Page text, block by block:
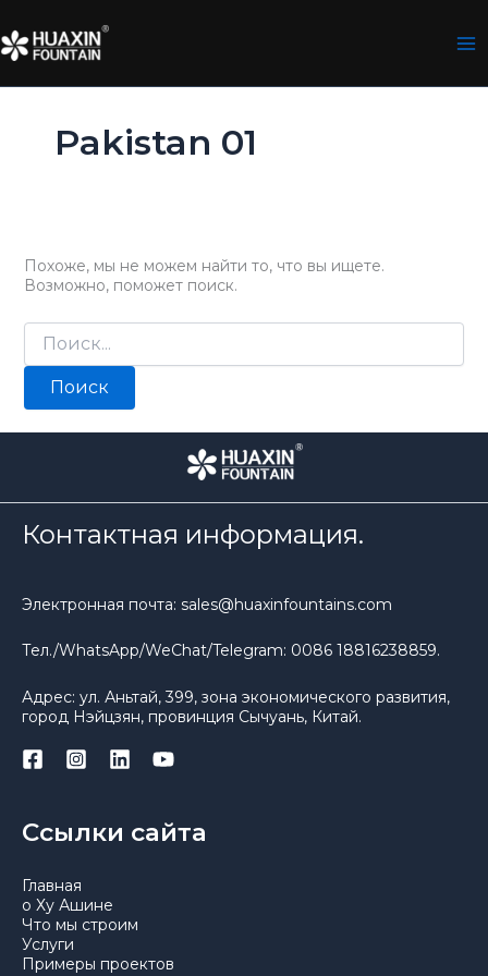
содержимому
Pakistan 01
Похоже, мы не можем найти то, что вы ищете.
Возможно, поможет поиск.
Поиск:
Контактная информация.
Электронная почта: sales@huaxinfountains.com
Тел./WhatsApp/WeChat/Telegram: 0086 18816238859.
Адрес: ул. Аньтай, 399, зона экономического развития,
город Нэйцзян, провинция Сычуань, Китай.
Ссылки сайта
Главная
о Ху Ашине
Что мы строим
Услуги
Примеры проектов